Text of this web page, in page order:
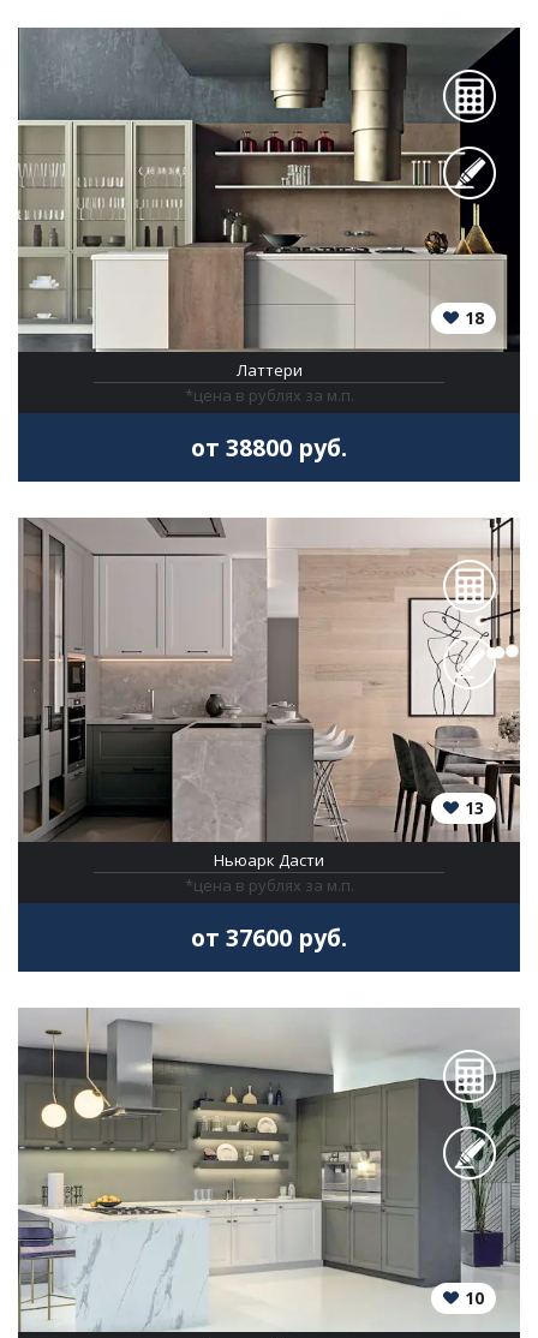
18
Латтери
*цена в рублях за м.п.
от 38800 руб.
13
Ньюарк Дасти
*цена в рублях за м.п.
от 37600 руб.
10